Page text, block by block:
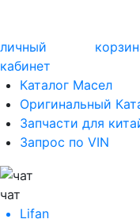
личный
кабинет
Каталог Масел
Оригинальный
Запчасти для
Запрос по VIN
чат
Lifan